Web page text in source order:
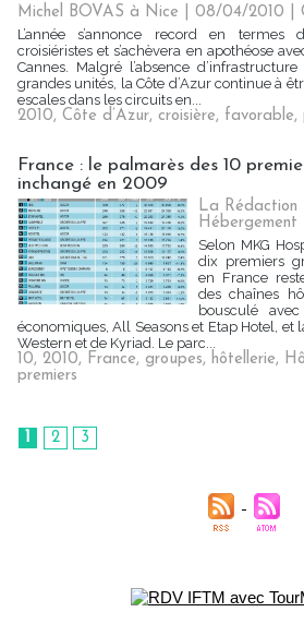
Michel BOVAS à Nice | 08/04/2010
L’année s’annonce record en
croisiéristes et s’achèvera en apothéose
Cannes. Malgré l’absence
grandes unités, la Côte d’Azur continue à
escales dans les circuits en...
2010, Côte d’Azur, croisière, favorable,
France : le palmarès des 10
inchangé en 2009
La
Hébergement
Selon MKG
dix premiers
en France
des chaînes
bousculé
économiques, All Seasons et Etap Hotel, et
Western et de Kyriad. Le parc...
10, 2010, France, groupes, hôtellerie,
premiers
1 2 3